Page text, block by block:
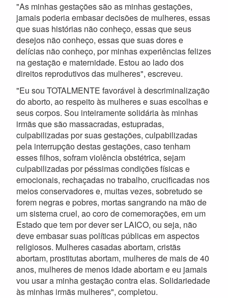
"As minhas gestações são as minhas gestações,
jamais poderia embasar decisões de mulheres, essas
que suas histórias não conheço, essas que seus
desejos não conheço, essas que suas dores e
delícias não conheço, por minhas experiências felizes
na gestação e maternidade. Estou ao lado dos
direitos reprodutivos das mulheres", escreveu.
"Eu sou TOTALMENTE favorável à descriminalização
do aborto, ao respeito às mulheres e suas escolhas e
seus corpos. Sou inteiramente solidária às minhas
irmãs que são massacradas, estupradas,
culpabilizadas por suas gestações, culpabilizadas
pela interrupção destas gestações, caso tenham
esses filhos, sofram violência obstétrica, sejam
culpabilizadas por péssimas condições físicas e
emocionais, rechaçadas no trabalho, crucificadas nos
meios conservadores e, muitas vezes, sobretudo se
forem negras e pobres, mortas sangrando na mão de
um sistema cruel, ao coro de comemorações, em um
Estado que tem por dever ser LAICO, ou seja, não
deve embasar suas políticas públicas em aspectos
religiosos. Mulheres casadas abortam, cristãs
abortam, prostitutas abortam, mulheres de mais de 40
anos, mulheres de menos idade abortam e eu jamais
vou usar a minha gestação contra elas. Solidariedade
às minhas irmãs mulheres", completou.